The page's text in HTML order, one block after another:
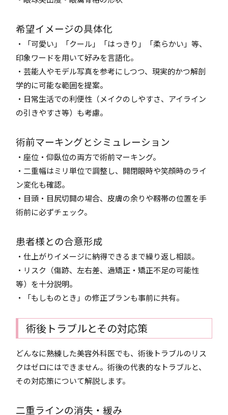
希望イメージの具体化
・「可愛い」「クール」「はっきり」「柔らかい」等、
印象ワードを用いて好みを言語化。
・芸能人やモデル写真を参考にしつつ、現実的かつ解剖
学的に可能な範囲を提案。
・日常生活での利便性（メイクのしやすさ、アイライン
の引きやすさ等）も考慮。
術前マーキングとシミュレーション
・座位・仰臥位の両方で術前マーキング。
・二重幅はミリ単位で調整し、開閉眼時や笑顔時のライ
ン変化も確認。
・目頭・目尻切開の場合、皮膚の余りや靱帯の位置を手
術前に必ずチェック。
患者様との合意形成
・仕上がりイメージに納得できるまで繰り返し相談。
・リスク（傷跡、左右差、過矯正・矯正不足の可能性
等）を十分説明。
・「もしものとき」の修正プランも事前に共有。
術後トラブルとその対応策
どんなに熟練した美容外科医でも、術後トラブルのリス
クはゼロにはできません。術後の代表的なトラブルと、
その対応策について解説します。
二重ラインの消失・緩み